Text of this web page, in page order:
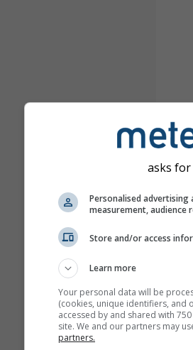
asks
Personalised
measurement, audience
Store and/or access
Learn more
Your personal data will be
(cookies, unique identifiers, and
accessed by and shared with
site. We and our partners may
partners.